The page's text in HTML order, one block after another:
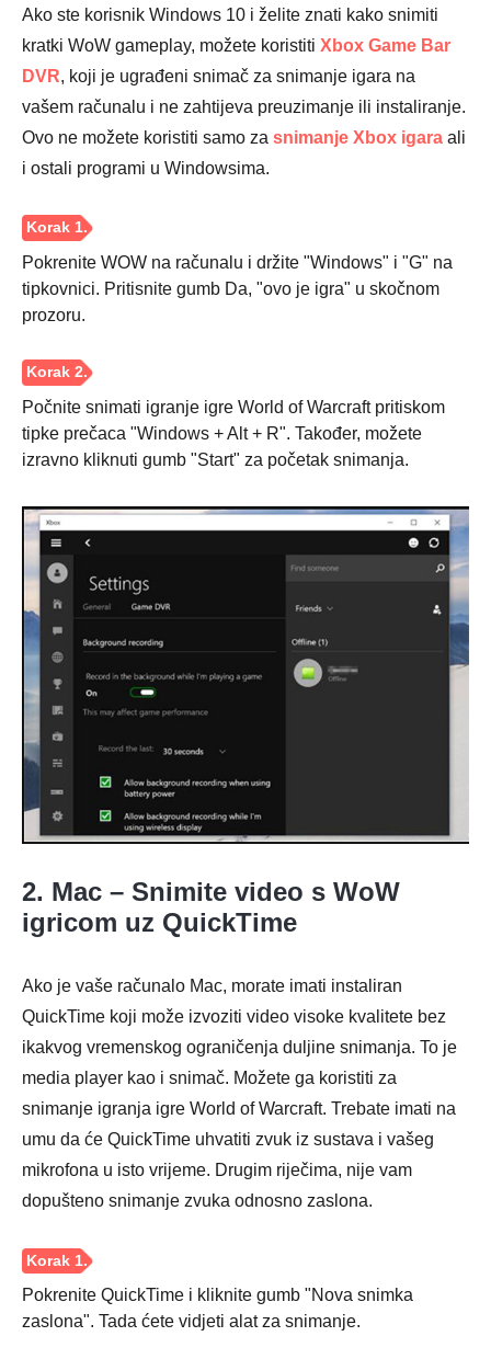
Ako ste korisnik Windows 10 i želite znati kako snimiti
kratki WoW gameplay, možete koristiti Xbox Game Bar
DVR, koji je ugrađeni snimač za snimanje igara na
vašem računalu i ne zahtijeva preuzimanje ili instaliranje.
Ovo ne možete koristiti samo za snimanje Xbox igara ali
i ostali programi u Windowsima.
Pokrenite WOW na računalu i držite "Windows" i "G" na
tipkovnici. Pritisnite gumb Da, "ovo je igra" u skočnom
prozoru.
Korak 2.
Počnite snimati igranje igre World of Warcraft pritiskom
tipke prečaca "Windows + Alt + R". Također, možete
izravno kliknuti gumb "Start" za početak snimanja.
2. Mac – Snimite video s WoW
igricom uz QuickTime
Ako je vaše računalo Mac, morate imati instaliran
QuickTime koji može izvoziti video visoke kvalitete bez
ikakvog vremenskog ograničenja duljine snimanja. To je
media player kao i snimač. Možete ga koristiti za
snimanje igranja igre World of Warcraft. Trebate imati na
umu da će QuickTime uhvatiti zvuk iz sustava i vašeg
mikrofona u isto vrijeme. Drugim riječima, nije vam
dopušteno snimanje zvuka odnosno zaslona.
Pokrenite QuickTime i kliknite gumb "Nova snimka
zaslona". Tada ćete vidjeti alat za snimanje.